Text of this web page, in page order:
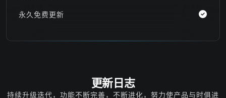
永久免费更新
更新日志
持续升级迭代，功能不断完善，不断进化，努力使产品与时俱进